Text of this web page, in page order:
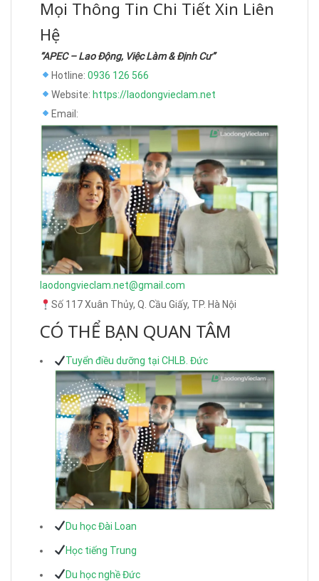
Mọi Thông Tin Chi Tiết Xin Liên
Hệ
“APEC – Lao Động, Việc Làm & Định Cư”
Hotline: 0936 126 566
Website: https://laodongvieclam.net
Email:
laodongvieclam.net@gmail.com
Số 117 Xuân Thủy, Q. Cầu Giấy, TP. Hà Nội
CÓ THỂ BẠN QUAN TÂM
Tuyển điều dưỡng tại CHLB. Đức
Du học Đài Loan
Học tiếng Trung
Du học nghề Đức